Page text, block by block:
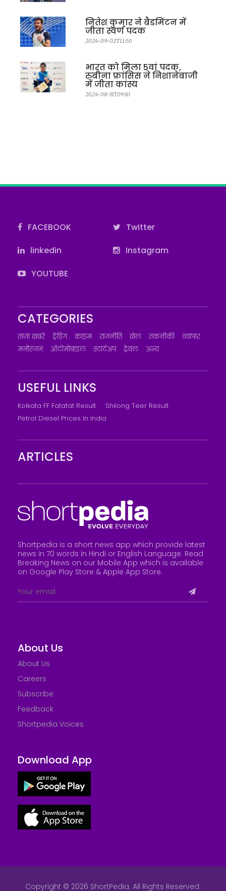
नितेश कुमार ने बैडमिंटन में
जीता स्वर्ण पदक
2024-09-02T11:50
भारत को मिला 5वां पदक,
रुबीना फ्रांसिस ने निशानेबाजी
में जीता कांस्य
2024-08-31T09:10
FACEBOOK
Twitter
linkedin
Instagram
YOUTUBE
CATEGORIES
ताज़ा ख़बरें ट्रेंडिंग क्राइम राजनीति खेल तकनीकी
व्यापार
मनोरंजन
ऑटोमोबाइल स्टार्टअप ट्रेवल अन्य
USEFUL LINKS
Kolkata FF Fatafat Result
Shilong Teer Result
Petrol Diesel Prices In India
ARTICLES
Shortpedia is a short news app which provide latest
news in 70 words in Hindi or English Language. Read
Breaking News on our Mobile App which is available
on Google Play Store & Apple App Store.
About Us
About Us
Careers
Subscribe
Feedback
Shortpedia Voices
Download App
Copyright © 2026 ShortPedia. All Rights Reserved.